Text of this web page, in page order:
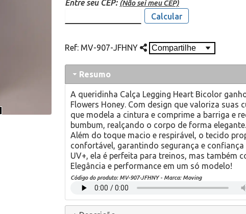
Entre seu CEP: (Não sei meu CEP)
Calcular
Ref: MV-907-JFHNY
Resumo
A queridinha Calça Legging Heart Bicolor
Flowers Honey. Com design que valoriza suas
que modela a cintura e comprime a barriga e
bumbum, realçando o corpo de forma elegante.
Além do toque macio e respirável, o tecido
confortável, garantindo segurança e
UV+, ela é perfeita para treinos, mas também
Elegância e performance em um só modelo!
Código do produto: MV-907-JFHNY- Marca: Moving